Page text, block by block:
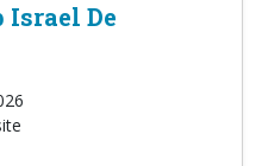
Israel De